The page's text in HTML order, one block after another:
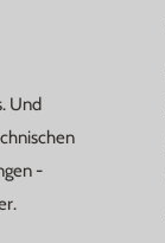
Und
-